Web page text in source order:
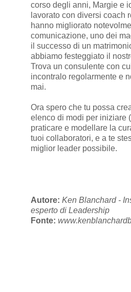
corso degli anni, Margie e
lavorato con diversi coach
hanno migliorato
comunicazione, uno dei
il successo di un
abbiamo festeggiato il
Trova un consulente con
incontralo regolarmente e
mai.
Ora spero che tu possa
elenco di modi per iniziare
praticare e modellare la
tuoi collaboratori, e a te
miglior leader possibile.
Autore: Ken Blanchard -
esperto di Leadership
Fonte: